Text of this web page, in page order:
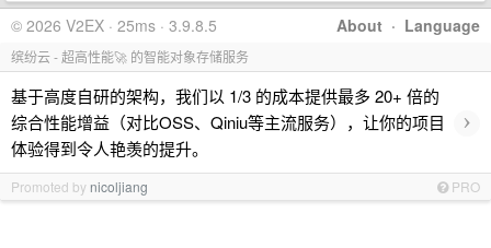
About · Language
© 2026 V2EX · 25ms · 3.9.8.5
缤纷云 - 超高性能🚀 的智能对象存储服务
基于高度自研的架构，我们以 1/3 的成本提供最多 20+ 倍的
综合性能增益（对比OSS、Qiniu等主流服务），让你的项目
体验得到令人艳羡的提升。
›
Promoted by nicoljiang PRO